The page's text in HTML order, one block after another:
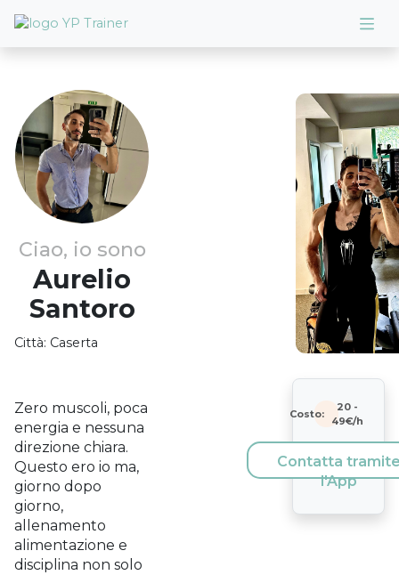
Ciao, io sono
Aurelio
Santoro
Città: Caserta
Zero muscoli, poca
energia e nessuna
direzione chiara.
Questo ero io ma,
giorno dopo
giorno,
allenamento
alimentazione e
disciplina non solo
Costo:
20 -
49€/h
Contatta
l'App